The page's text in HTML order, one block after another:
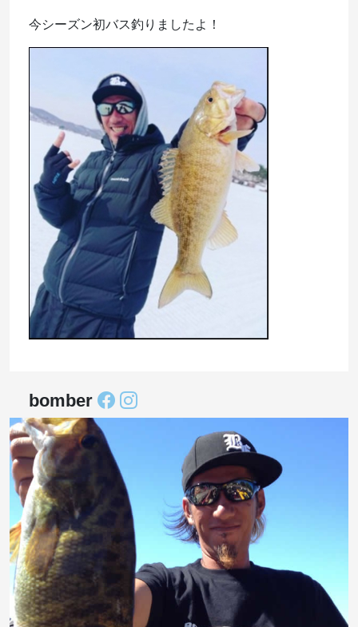
今シーズン初バス釣りましたよ！
bomber